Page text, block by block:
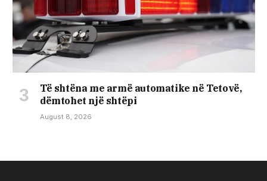
Të shtëna me armë automatike në Tetovë,
dëmtohet një shtëpi
August 8, 2026